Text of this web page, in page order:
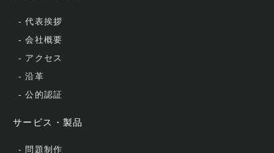
- 代表挨拶
- 会社概要
- アクセス
- 沿革
- 公的認証
サービス・製品
- 問題制作